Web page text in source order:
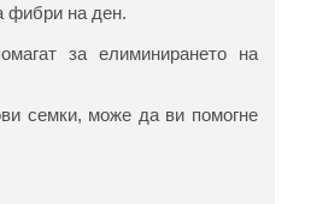
фибри на ден.
за елиминирането на
семки, може да ви помогне